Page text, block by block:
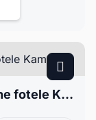
Audi Q3 I 1.4 TFSI S tronic Grzane fotele Kamera